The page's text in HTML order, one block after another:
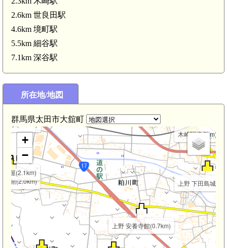
2.6km 世良田駅
4.6km 境町駅
5.5km 細谷駅
7.1km 深谷駅
所在地/地図
群馬県太田市大舘町
木崎駅(2.3km)
田駅(2.6km)
上野 安養寺館(0.7km)
上野 下田島城
田館(2.0km)
陣屋(2.1km)
+
−